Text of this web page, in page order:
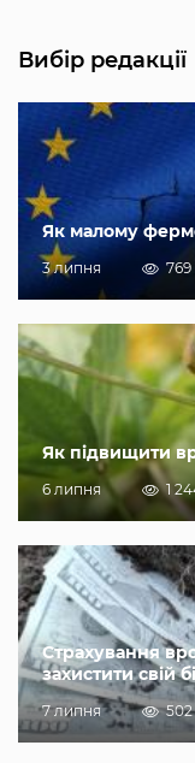
Вибір редакції
Як малому
3 липня 769
Як підвищити
6 липня 1
Страхування
захистити свій
7 липня 502